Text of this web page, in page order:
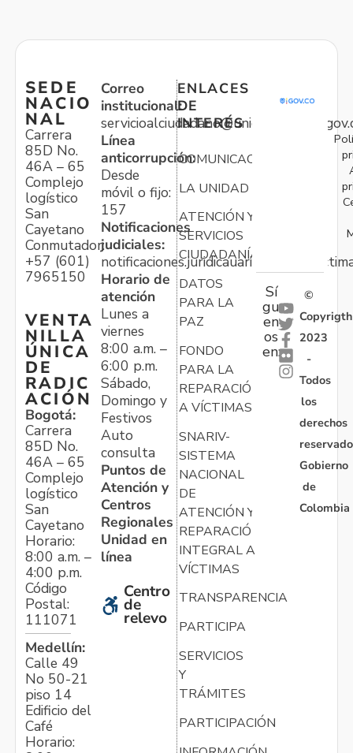
SEDE
NACIO
NAL
Carrera
85D No.
46A – 65
Complejo
logístico
San
Cayetano
Conmutador:
+57 (601)
7965150
VENTA
NILLA
ÚNICA
DE
RADIC
ACIÓN
Bogotá:
Carrera
85D No.
46A – 65
Complejo
logístico
San
Cayetano
Horario:
8:00 a.m. –
4:00 p.m.
Código
Postal:
111071
Medellín:
Calle 49
No 50-21
piso 14
Edificio del
Café
Horario:
Correo
institucional:
Línea
anticorrupción:
Desde
móvil o fijo:
157
Notificaciones
judiciales:
Horario de
atención
Lunes a
viernes
8:00 a.m. –
6:00 p.m.
Sábado,
Domingo y
Festivos
Auto
consulta
Puntos de
Atención y
Centros
Regionales
Unidad en
línea
Centro
de
relevo
ENLACES
DE
INTERÉS
COMUNICACIONES
LA UNIDAD
ATENCIÓN Y
SERVICIOS
CIUDADANÍA
DATOS
PARA LA
PAZ
FONDO
PARA LA
REPARACIÓN
A VÍCTIMAS
SNARIV-
SISTEMA
NACIONAL
DE
ATENCIÓN Y
REPARACIÓN
INTEGRAL A
VÍCTIMAS
TRANSPARENCIA
PARTICIPA
SERVICIOS
Y
TRÁMITES
PARTICIPACIÓN
Sí
gu
en
os
en:
©
Copyrigth
2023
-
Todos
los
derechos
Gobierno
de
Colombia